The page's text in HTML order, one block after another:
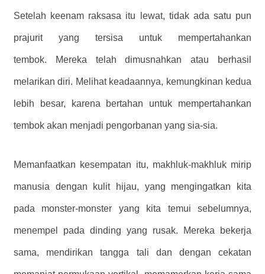
Setelah keenam raksasa itu lewat, tidak ada satu pun
prajurit yang tersisa untuk mempertahankan
tembok. Mereka telah dimusnahkan atau berhasil
melarikan diri. Melihat keadaannya, kemungkinan kedua
lebih besar, karena bertahan untuk mempertahankan
tembok akan menjadi pengorbanan yang sia-sia.
Memanfaatkan kesempatan itu, makhluk-makhluk mirip
manusia dengan kulit hijau, yang mengingatkan kita
pada monster-monster yang kita temui sebelumnya,
menempel pada dinding yang rusak. Mereka bekerja
sama, mendirikan tangga tali dan dengan cekatan